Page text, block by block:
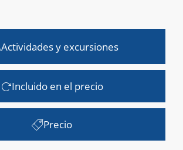
Actividades y excursiones
Incluido en el precio
Precio